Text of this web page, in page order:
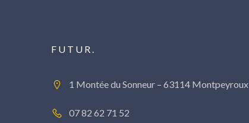
FUTUR.
1 Montée du Sonneur – 63114 Montpeyroux
07 82 62 71 52